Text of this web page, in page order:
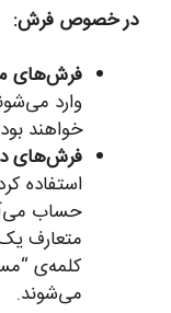
در خصوص فرش:
فرش‌های
وارد
خواهند
فرش‌های
استفاده
حساب
متعارف
کلمه‌ی
می‌شوند.